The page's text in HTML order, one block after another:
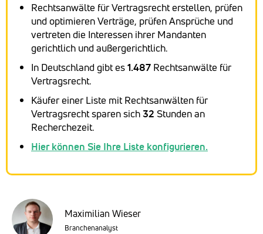
Rechtsanwälte für Vertragsrecht erstellen, prüfen
und optimieren Verträge, prüfen Ansprüche und
vertreten die Interessen ihrer Mandanten
gerichtlich und außergerichtlich.
In Deutschland gibt es1.487 Rechtsanwälte für
Vertragsrecht.
Käufer einer Liste mit Rechtsanwälten für
Vertragsrecht sparen sich32 Stunden an
Recherchezeit.
Hier können Sie Ihre Liste konfigurieren.
Maximilian Wieser
Branchenanalyst